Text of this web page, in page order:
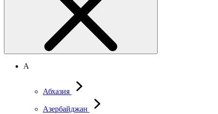
А
Абхазия
Азербайджан